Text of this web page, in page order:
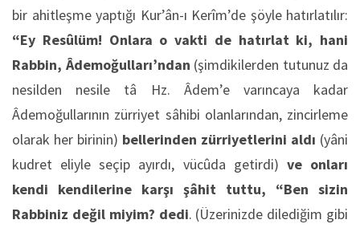
bir ahitleşme yaptığı Kur’ân-ı Kerîm’de şöyle hatırlatılır:
“Ey Resûlüm! Onlara o vakti de hatırlat ki, hani
Rabbin, Âdemoğulları’ndan (şimdikilerden tutunuz da
nesilden nesile tâ Hz. Âdem’e varıncaya kadar
Âdemoğullarının zürriyet sâhibi olanlarından, zincirleme
olarak her birinin) bellerinden zürriyetlerini aldı (yâni
kudret eliyle seçip ayırdı, vücûda getirdi) ve onları
kendi kendilerine karşı şâhit tuttu,
“Ben sizin
Rabbiniz değil miyim? dedi. (Üzerinizde dilediğim gibi